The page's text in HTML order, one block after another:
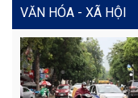
VĂN HÓA - XÃ HỘI